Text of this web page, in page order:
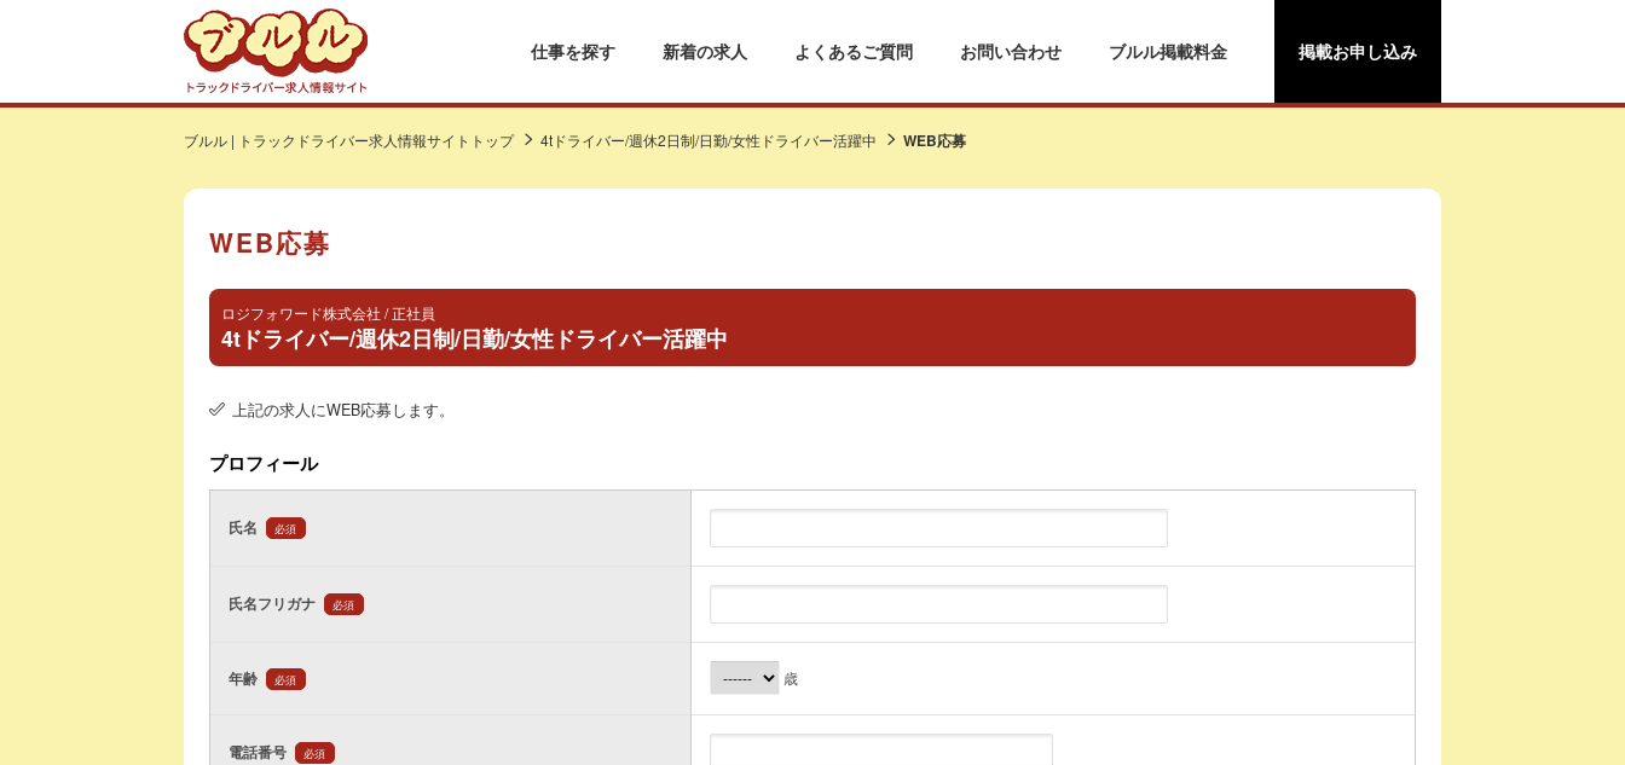
仕事を探す 新着の求人 よくあるご質問 お問い合わせ ブルル掲載料金 掲載お申し込み
ブルル | トラックドライバー求人情報サイトトップ 4tドライバー/週休2日制/日勤/女性ドライバー活躍中 WEB応募
WEB応募
ロジフォワード株式会社 / 正社員
4tドライバー/週休2日制/日勤/女性ドライバー活躍中
上記の求人にWEB応募します。
プロフィール
氏名 必須
氏名フリガナ 必須
年齢 必須 歳
電話番号 必須